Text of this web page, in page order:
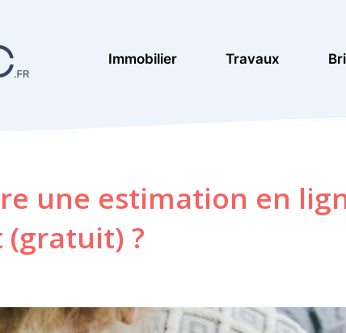
Immobilier Travaux
une estimation en
?